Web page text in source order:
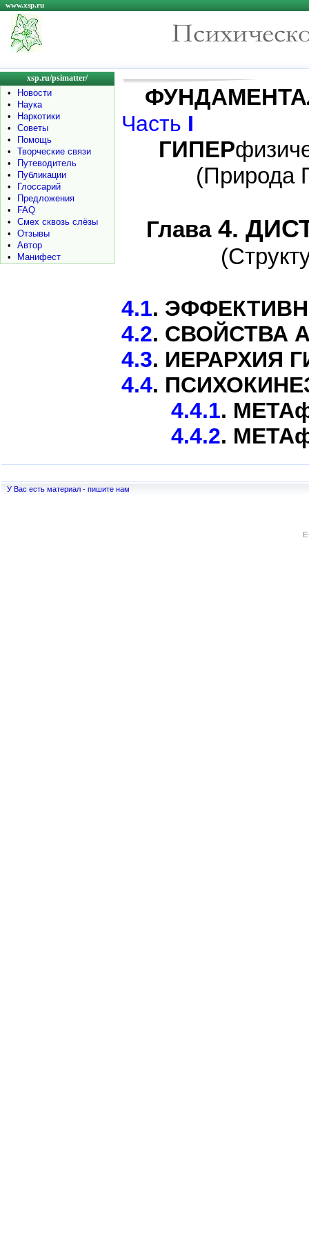
www.xsp.ru
xsp.ru/psimatter/
•
Новости
•
Наука
•
Наркотики
•
Советы
•
Помощь
•
Творческие связи
•
Путеводитель
•
Публикации
•
Глоссарий
•
Предложения
•
FAQ
•
Смех сквозь слёзы
•
Отзывы
•
Автор
•
Манифест
Часть I
ГИПЕР
(Природа
Глава4.
4.1.
4.2. СВОЙСТВА
4.3. ИЕРАРХИЯ
4.4.
4.4.1.
4.4.2.
У Вас есть материал - пишите нам